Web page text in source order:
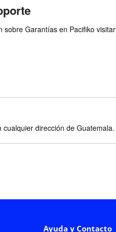
sobre Garantías en Pacifiko
dirección de Guatemala.
Ayuda y Contacto